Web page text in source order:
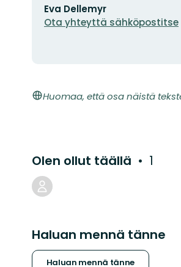
Sähköpostiosoite
Eva Dellemyr
Ota yhteyttä sähköpostitse
Huomaa, että osa näistä
Olen ollut täällä 1
Haluan mennä tänne
Haluan mennä tänne